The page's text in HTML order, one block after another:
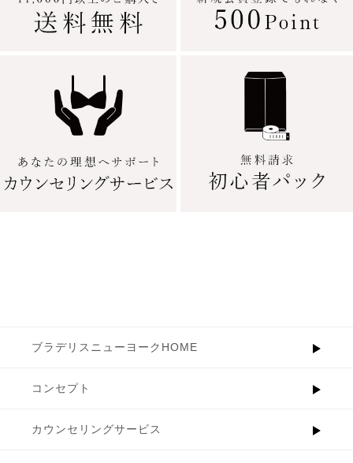
ブラデリスニューヨークHOME
コンセプト
カウンセリングサービス